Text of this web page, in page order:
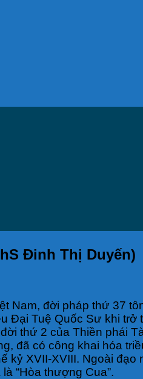
Đinh Thị Duyến)
Nam, đời pháp thứ 37
Đại Tuệ Quốc Sư khi
thứ 2 của Thiền phái
đã có công khai hóa
kỷ XVII-XVIII. Ngoài
“Hòa thượng Cua”.